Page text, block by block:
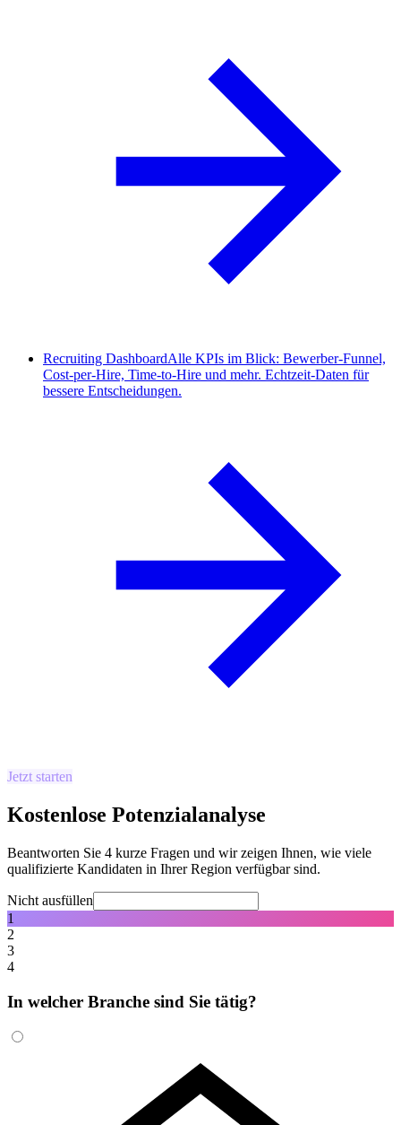
Recruiting DashboardAlle KPIs im Blick: Bewerber-Funnel,
Cost-per-Hire, Time-to-Hire und mehr. Echtzeit-Daten für
bessere Entscheidungen.
Jetzt starten
Kostenlose Potenzialanalyse
Beantworten Sie 4 kurze Fragen und wir zeigen Ihnen, wie viele
qualifizierte Kandidaten in Ihrer Region verfügbar sind.
Nicht ausfüllen
1
2
3
4
In welcher Branche sind Sie tätig?